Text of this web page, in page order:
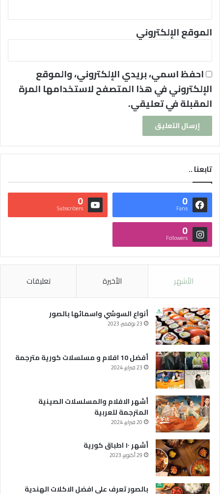
الموقع الإلكتروني
احفظ اسمي، بريدي الإلكتروني، والموقع
الإلكتروني في هذا المتصفح لاستخدامها المرة
المقبلة في تعليقي.
تابعنا ..
0
Fans
0
Subscribers
0
Followers
الأشهر الأخيرة تعليقات
أنواع السوشي واسمائها بالصور
23 نوفمبر، 2023
أفضل 10 افلام و مسلسلات كورية مترجمة
23 فبراير، 2024
أشهر الافلام والمسلسلات الصينية
المترجمة للعربية
20 فبراير، 2024
أشهر ١٠ اطباق كورية
29 أكتوبر، 2023
بالصور تعرف على افضل الاكلات الهندية